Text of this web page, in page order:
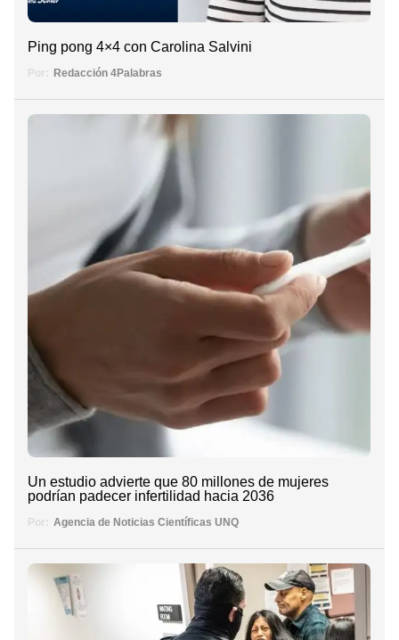
Ping pong 4×4 con Carolina Salvini
Por: Redacción 4Palabras
Un estudio advierte que 80 millones de mujeres
podrían padecer infertilidad hacia 2036
Por: Agencia de Noticias Científicas UNQ